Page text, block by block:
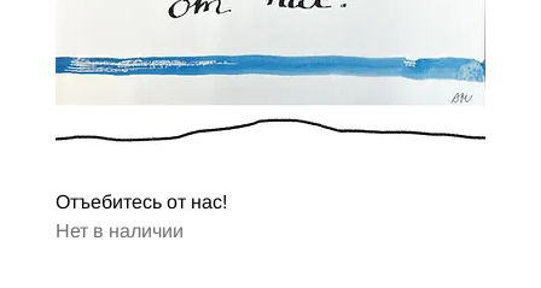
Отъебитесь от нас!
Нет в наличии